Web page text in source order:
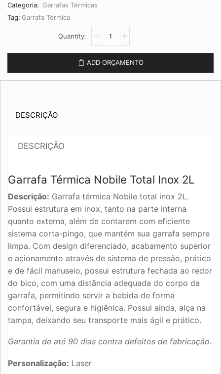
Categoria: Garrafas Térmicas
Tag: Garrafa Térmica
Térmica
Inox
2L
ADD ORÇAMENTO
DESCRIÇÃO
DESCRIÇÃO
Garrafa Térmica Nobile Total Inox 2L
Descrição: Garrafa térmica Nobile total inox 2L.
Possui estrutura em inox, tanto na parte interna
quanto externa, além de contarem com eficiente
sistema corta-pingo, que mantém sua garrafa sempre
limpa. Com design diferenciado, acabamento superior
e acionamento através de sistema de pressão, prático
e de fácil manuseio, possui estrutura fechada ao redor
do bico, com uma distância adequada do corpo da
garrafa, permitindo servir a bebida de forma
confortável, segura e higiênica. Possui ainda, alça na
tampa, deixando seu transporte mais ágil e prático.
Garantia de até 90 dias contra defeitos de fabricação.
Personalização: Laser